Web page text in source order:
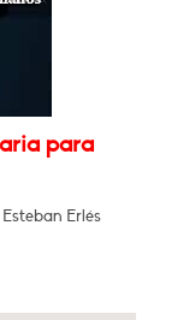
para
Erlés